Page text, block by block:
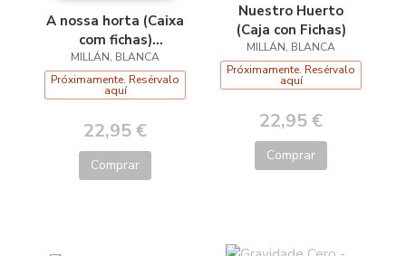
A nossa horta (Caixa
com fichas)
(Portugués)
MILLÁN, BLANCA
Próximamente. Resérvalo
aquí
22,95 €
Comprar
Nuestro Huerto
(Caja con Fichas)
MILLÁN, BLANCA
Próximamente. Resérvalo
aquí
22,95 €
Comprar